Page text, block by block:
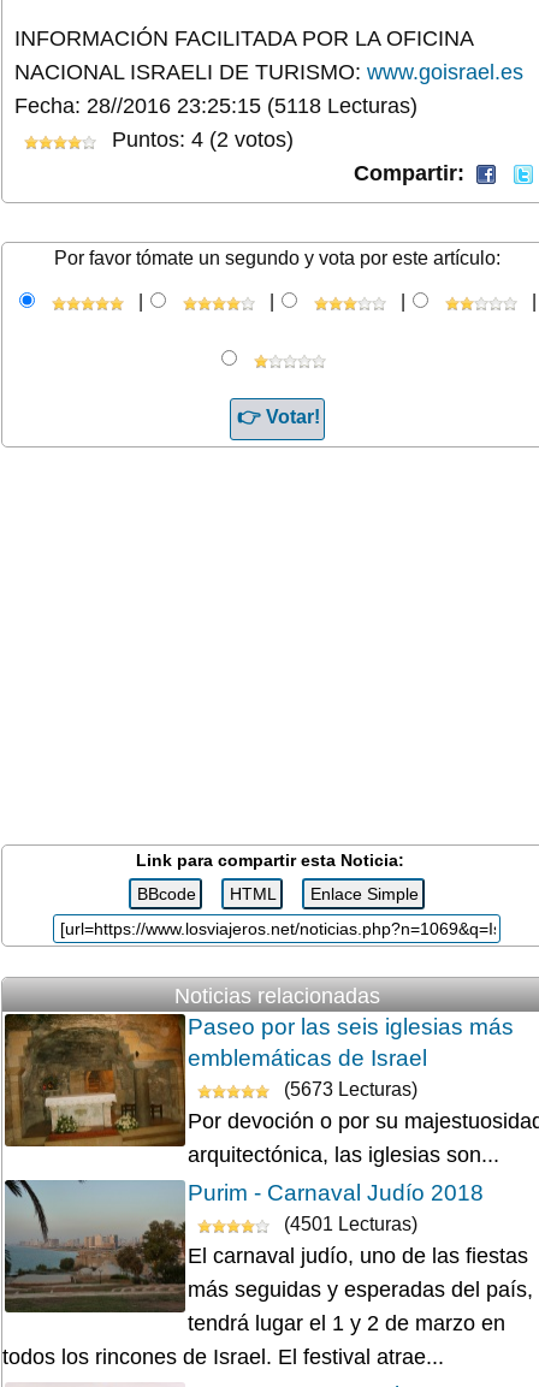
INFORMACIÓN FACILITADA POR LA OFICINA
NACIONAL ISRAELI DE TURISMO: www.goisrael.es
Fecha: 28//2016 23:25:15 (5118 Lecturas)
Puntos: 4 (2 votos)
Compartir:
Por favor tómate un segundo y vota por este artículo:
Link para compartir esta Noticia:
Noticias relacionadas
Paseo por las seis iglesias más
emblemáticas de Israel
(5673 Lecturas)
Por devoción o por su
arquitectónica, las iglesias son...
Purim - Carnaval Judío 2018
(4501 Lecturas)
El carnaval judío, uno de las fiestas
más seguidas y esperadas del país,
tendrá lugar el 1 y 2 de marzo en
todos los rincones de Israel. El festival atrae...